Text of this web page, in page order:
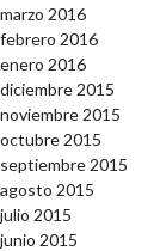
marzo 2016
febrero 2016
enero 2016
diciembre 2015
noviembre 2015
octubre 2015
septiembre 2015
agosto 2015
julio 2015
junio 2015